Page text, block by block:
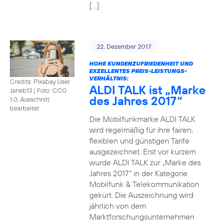
[…]
Credits: Pixabay User
Janeb13 | Foto: CC0
1.0, Ausschnitt
bearbeitet
22. Dezember 2017
HOHE KUNDENZUFRIEDENHEIT UND
EXZELLENTES PREIS-LEISTUNGS-
VERHÄLTNIS:
ALDI TALK ist „Marke
des Jahres 2017“
Die Mobilfunkmarke ALDI TALK
wird regelmäßig für ihre fairen,
flexiblen und günstigen Tarife
ausgezeichnet. Erst vor kurzem
wurde ALDI TALK zur „Marke des
Jahres 2017“ in der Kategorie
Mobilfunk & Telekommunikation
gekürt. Die Auszeichnung wird
jährlich von dem
Marktforschungsunternehmen